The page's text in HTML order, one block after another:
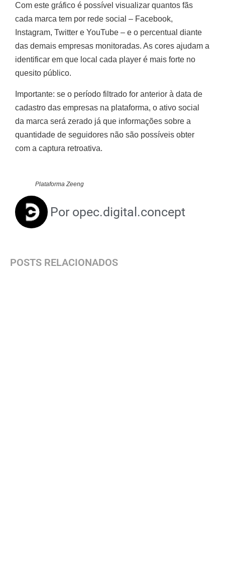
Com este gráfico é possível visualizar quantos fãs
cada marca tem por rede social – Facebook,
Instagram, Twitter e YouTube – e o percentual diante
das demais empresas monitoradas. As cores ajudam a
identificar em que local cada player é mais forte no
quesito público.
Importante: se o período filtrado for anterior à data de
cadastro das empresas na plataforma, o ativo social
da marca será zerado já que informações sobre a
quantidade de seguidores não são possíveis obter
com a captura retroativa.
Plataforma Zeeng
Por opec.digital.concept
POSTS RELACIONADOS